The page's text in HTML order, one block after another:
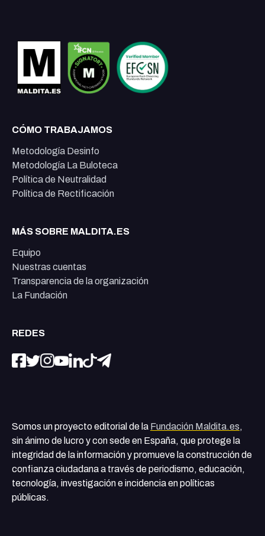
CÓMO TRABAJAMOS
Metodología Desinfo
Metodología La Buloteca
Política de Neutralidad
Política de Rectificación
MÁS SOBRE MALDITA.ES
Equipo
Nuestras cuentas
Transparencia de la organización
La Fundación
REDES
Somos un proyecto editorial de la Fundación Maldita.es,
sin ánimo de lucro y con sede en España, que protege la
integridad de la información y promueve la construcción de
confianza ciudadana a través de periodismo, educación,
tecnología, investigación e incidencia en políticas
públicas.